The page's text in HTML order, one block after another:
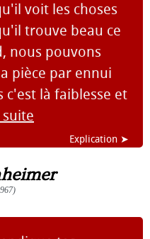
voit les choses
trouve beau ce
nous pouvons
pièce par ennui
c'est là faiblesse et
suite
Explication ➤